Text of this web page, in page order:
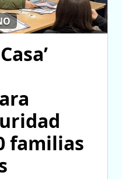
familias